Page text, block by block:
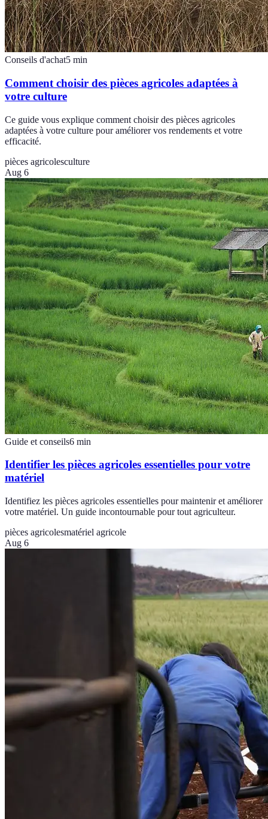
Conseils d'achat5 min
Comment choisir des pièces agricoles adaptées à
votre culture
Ce guide vous explique comment choisir des pièces agricoles
adaptées à votre culture pour améliorer vos rendements et votre
efficacité.
pièces agricolesculture
Aug 6
Guide et conseils6 min
Identifier les pièces agricoles essentielles pour votre
matériel
Identifiez les pièces agricoles essentielles pour maintenir et améliorer
votre matériel. Un guide incontournable pour tout agriculteur.
pièces agricolesmatériel agricole
Aug 6